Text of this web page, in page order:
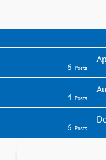
6 Posts
4 Posts
6 Posts